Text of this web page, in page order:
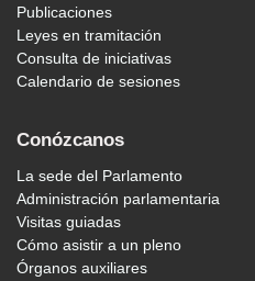
Publicaciones
Leyes en tramitación
Consulta de iniciativas
Calendario de sesiones
Conózcanos
La sede del Parlamento
Administración parlamentaria
Visitas guiadas
Cómo asistir a un pleno
Órganos auxiliares